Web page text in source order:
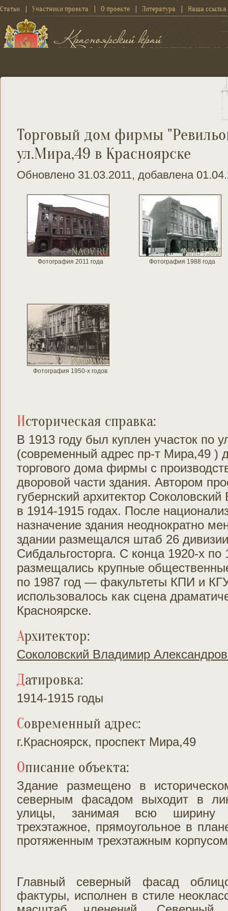
Статьи Участники проекта О проекте Литература Наша ссылка
Торговый дом фирмы
ул.Мира,49 в Красноярске
Обновлено 31.03.2011, добавлена
Фотография 2011 года Фотография 1988 года
Фотография 1950-х годов
Историческая справка:
В 1913 году был куплен участок по
(современный адрес пр-т Мира,49 )
торгового дома фирмы с
дворовой части здания. Автором
губернский архитектор
в 1914-1915 годах. После
назначение здания неоднократно
здании размещался штаб 26
Сибдальгосторга. С конца 1920-х по
размещались крупные
по 1987 год — факультеты КПИ и
использовалось как сцена
Красноярске.
Архитектор:
Соколовский Владимир
Датировка:
1914-1915 годы
Современный адрес:
г.Красноярск, проспект Мира,49
Описание объекта:
Здание размещено в
северным фасадом выходит в
улицы, занимая всю ширину
трехэтажное, прямоугольное в
протяженным трехэтажным
Главный северный фасад
фактуры, исполнен в стиле